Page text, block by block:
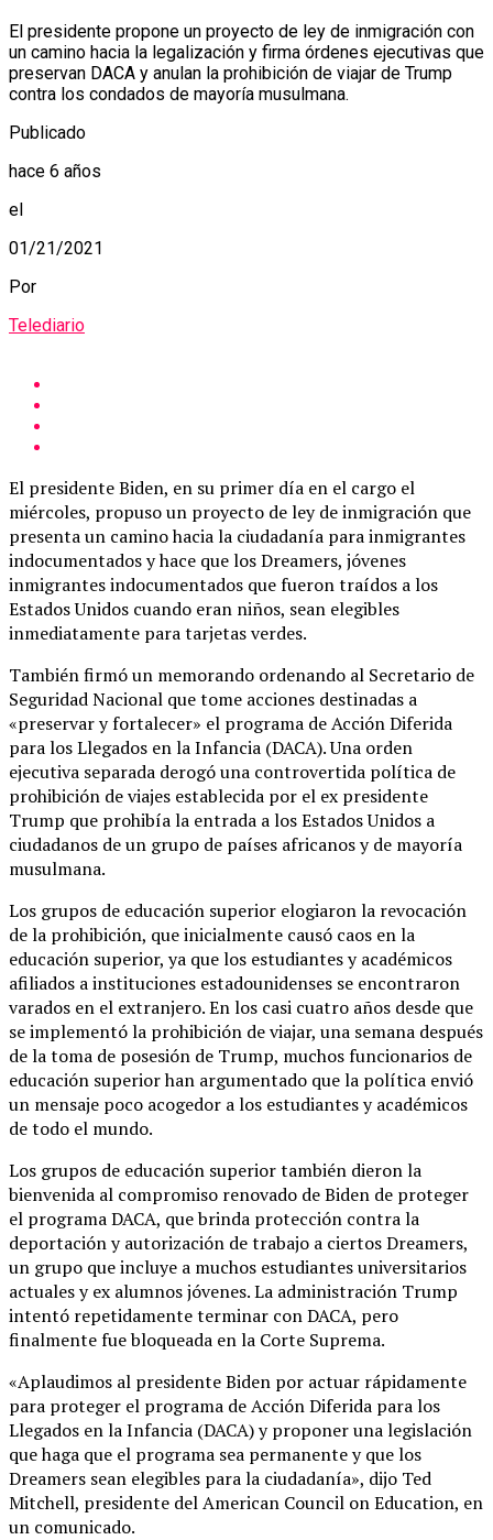
El presidente propone un proyecto de ley de inmigración con
un camino hacia la legalización y firma órdenes ejecutivas que
preservan DACA y anulan la prohibición de viajar de Trump
contra los condados de mayoría musulmana.
Publicado
hace 6 años
el
01/21/2021
Por
Telediario
El presidente Biden, en su primer día en el cargo el
miércoles, propuso un proyecto de ley de inmigración que
presenta un camino hacia la ciudadanía para inmigrantes
indocumentados y hace que los Dreamers, jóvenes
inmigrantes indocumentados que fueron traídos a los
Estados Unidos cuando eran niños, sean elegibles
inmediatamente para tarjetas verdes.
También firmó un memorando ordenando al Secretario de
Seguridad Nacional que tome acciones destinadas a
«preservar y fortalecer» el programa de Acción Diferida
para los Llegados en la Infancia (DACA). Una orden
ejecutiva separada derogó una controvertida política de
prohibición de viajes establecida por el ex presidente
Trump que prohibía la entrada a los Estados Unidos a
ciudadanos de un grupo de países africanos y de mayoría
musulmana.
Los grupos de educación superior elogiaron la revocación
de la prohibición, que inicialmente causó caos en la
educación superior, ya que los estudiantes y académicos
afiliados a instituciones estadounidenses se encontraron
varados en el extranjero. En los casi cuatro años desde que
se implementó la prohibición de viajar, una semana después
de la toma de posesión de Trump, muchos funcionarios de
educación superior han argumentado que la política envió
un mensaje poco acogedor a los estudiantes y académicos
de todo el mundo.
Los grupos de educación superior también dieron la
bienvenida al compromiso renovado de Biden de proteger
el programa DACA, que brinda protección contra la
deportación y autorización de trabajo a ciertos Dreamers,
un grupo que incluye a muchos estudiantes universitarios
actuales y ex alumnos jóvenes. La administración Trump
intentó repetidamente terminar con DACA, pero
finalmente fue bloqueada en la Corte Suprema.
«Aplaudimos al presidente Biden por actuar rápidamente
para proteger el programa de Acción Diferida para los
Llegados en la Infancia (DACA) y proponer una legislación
que haga que el programa sea permanente y que los
Dreamers sean elegibles para la ciudadanía», dijo Ted
Mitchell, presidente del American Council on Education, en
un comunicado.